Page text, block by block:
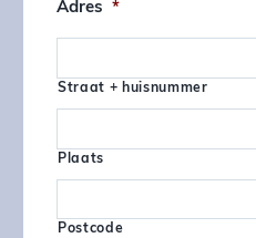
Adres *
Straat + huisnummer
Plaats
Postcode